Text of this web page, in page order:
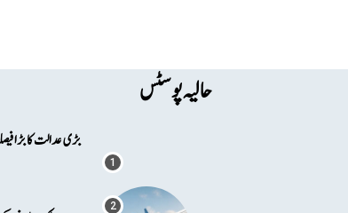
حالیہ پوسٹس
بڑی عدالت کا بڑا